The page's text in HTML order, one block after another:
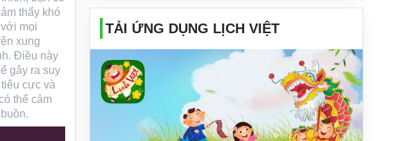
thấy khó
mọi
xung
Điều này
gây ra suy
cực và
thể cảm
TẢI ỨNG DỤNG LỊCH VIỆT